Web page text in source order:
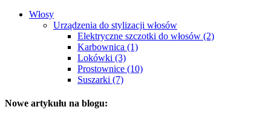
Włosy
Urządzenia do stylizacji włosów
Elektryczne szczotki do włosów (2)
Karbownica (1)
Lokówki (3)
Prostownice (10)
Suszarki (7)
Nowe artykułu na blogu: